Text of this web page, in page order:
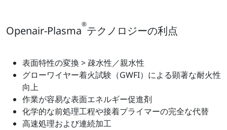
Openair-Plasma®テクノロジーの利点
表面特性の変換 > 疎水性／親水性
グローワイヤー着火試験（GWFI）による顕著な耐火性
向上
作業が容易な表面エネルギー促進剤
化学的な前処理工程や接着プライマーの完全な代替
高速処理および連続加工